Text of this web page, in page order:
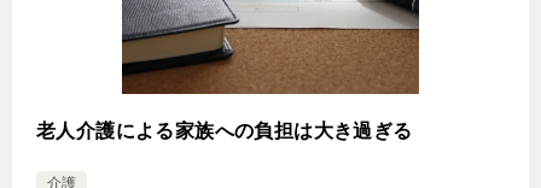
老人介護による家族への負担は大き過ぎる
介護